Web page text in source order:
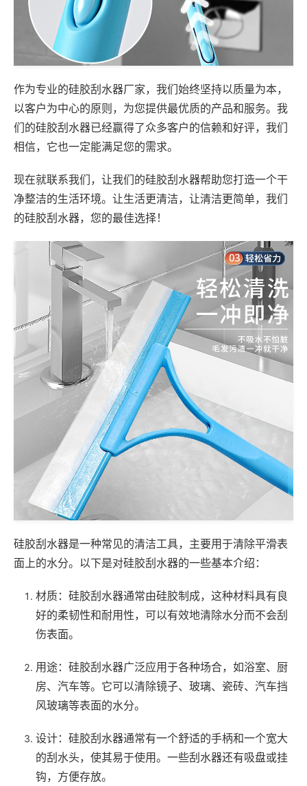
作为专业的硅胶刮水器厂家，我们始终坚持以质量为本，
以客户为中心的原则，为您提供最优质的产品和服务。我
们的硅胶刮水器已经赢得了众多客户的信赖和好评，我们
相信，它也一定能满足您的需求。
现在就联系我们，让我们的硅胶刮水器帮助您打造一个干
净整洁的生活环境。让生活更清洁，让清洁更简单，我们
的硅胶刮水器，您的最佳选择！
硅胶刮水器是一种常见的清洁工具，主要用于清除平滑表
面上的水分。以下是对硅胶刮水器的一些基本介绍：
材质：硅胶刮水器通常由硅胶制成，这种材料具有良
好的柔韧性和耐用性，可以有效地清除水分而不会刮
伤表面。
用途：硅胶刮水器广泛应用于各种场合，如浴室、厨
房、汽车等。它可以清除镜子、玻璃、瓷砖、汽车挡
风玻璃等表面的水分。
设计：硅胶刮水器通常有一个舒适的手柄和一个宽大
的刮水头，使其易于使用。一些刮水器还有吸盘或挂
钩，方便存放。